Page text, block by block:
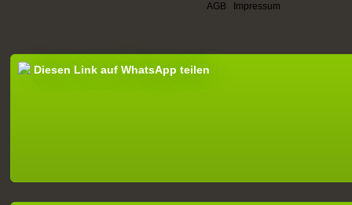
AGB Impressum
Diesen Link auf WhatsApp teilen